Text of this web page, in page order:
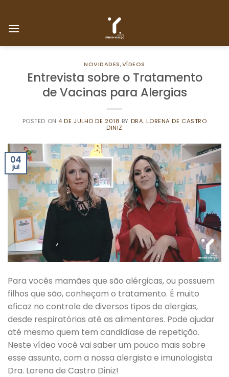
content
NOVIDADES,VÍDEOS
Entrevista sobre o Tratamento
de Vacinas para Alergias
POSTED ON 4 DE JULHO DE 2018 BY DRA. LORENA DE CASTRO
DINIZ
04
jul
Para vocês mamães que são alérgicas, ou possuem
filhos que são, conheçam o tratamento. É muito
eficaz no controle de diversos tipos de alergias,
desde respiratórias até as alimentares. Pode ajudar
até mesmo quem tem candidíase de repetição.
Neste vídeo você vai saber um pouco mais sobre
esse assunto, com a nossa alergista e imunologista
Dra. Lorena de Castro Diniz!